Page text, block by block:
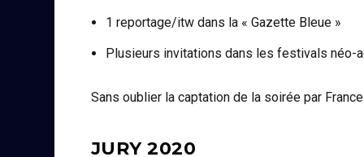
1 reportage/itw dans la « Gazette Bleue »
Plusieurs invitations dans les festivals néo-
Sans oublier la captation de la soirée par
JURY 2020